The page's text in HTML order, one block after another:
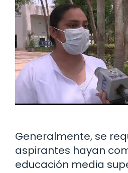
Generalmente, se
aspirantes hayan
educación media